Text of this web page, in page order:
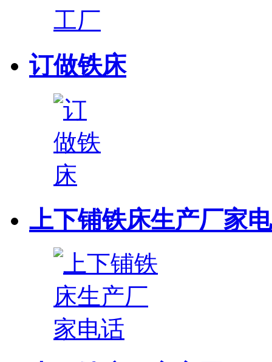
订做铁床
上下铺铁床生产厂家